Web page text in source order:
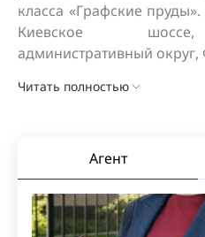
класса «Графские
Киевское шоссе,
административный
Читать полностью
Агент